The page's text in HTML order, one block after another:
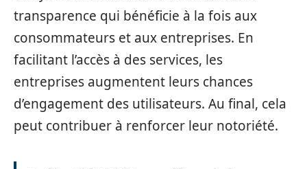
transparence qui bénéficie à la fois aux
consommateurs et aux entreprises. En
facilitant l’accès à des services, les
entreprises augmentent leurs chances
d’engagement des utilisateurs. Au final, cela
peut contribuer à renforcer leur notoriété.